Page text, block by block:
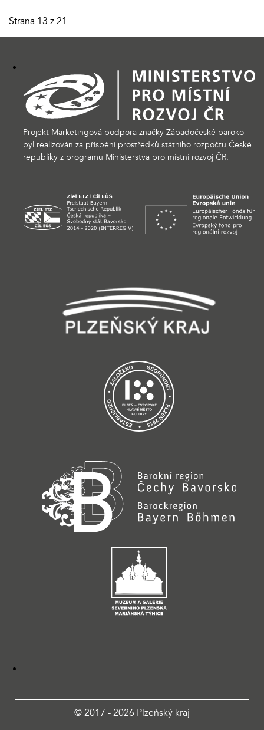
Strana 13 z 21
Projekt Marketingová podpora značky Západočeské baroko
byl realizován za přispění prostředků státního rozpočtu České
republiky z programu Ministerstva pro místní rozvoj ČR.
© 2017 - 2026 Plzeňský kraj